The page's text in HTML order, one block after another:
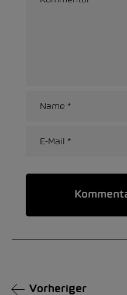
Vorheriger